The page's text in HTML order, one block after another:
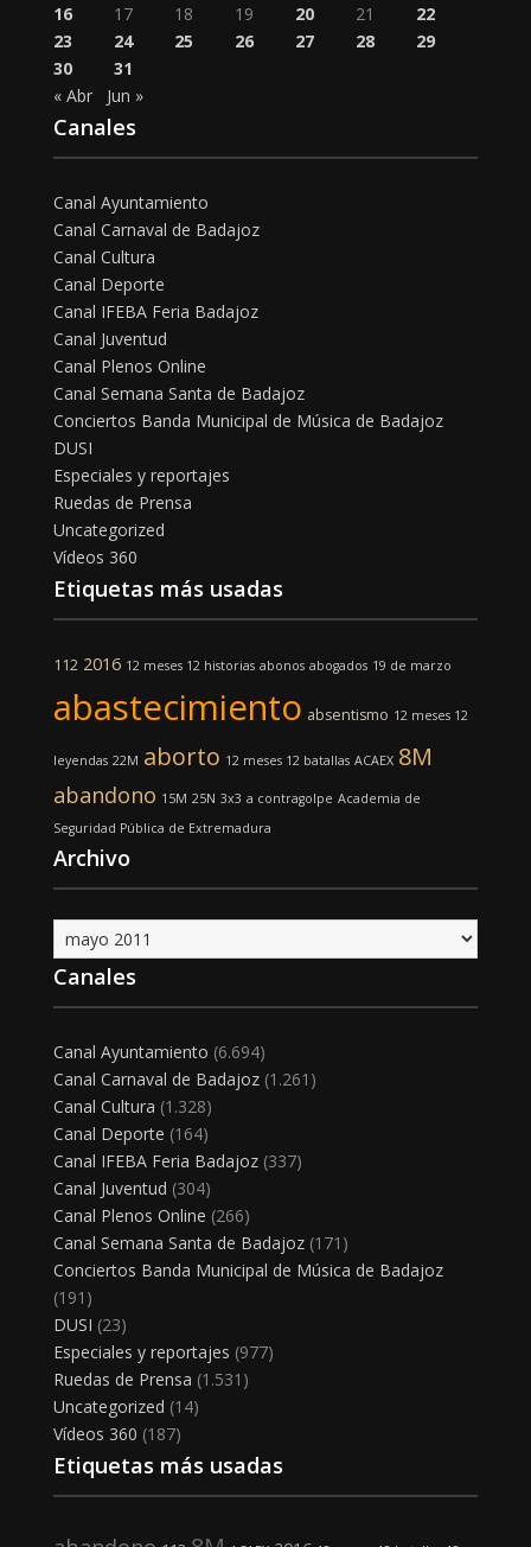
16
17 18 19 20 21
22
23
24 25 26 27 28
29
30
31
« Abr
Jun »
Canales
Canal Ayuntamiento
Canal Carnaval de Badajoz
Canal Cultura
Canal Deporte
Canal IFEBA Feria Badajoz
Canal Juventud
Canal Plenos Online
Canal Semana Santa de Badajoz
Conciertos Banda Municipal de Música de Badajoz
DUSI
Especiales y reportajes
Ruedas de Prensa
Uncategorized
Vídeos 360
Etiquetas más usadas
112 2016 12 meses 12 historias abonos abogados 19 de marzo
abastecimiento absentismo 12 meses 12
leyendas 22M aborto 12 meses 12 batallas ACAEX 8M
abandono 15M 25N 3x3 a contragolpe Academia de
Seguridad Pública de Extremadura
Archivo
Archivo
Canales
Canal Ayuntamiento (6.694)
Canal Carnaval de Badajoz(1.261)
Canal Cultura (1.328)
Canal Deporte (164)
Canal IFEBA Feria Badajoz(337)
Canal Juventud (304)
Canal Plenos Online (266)
Canal Semana Santa de Badajoz(171)
Conciertos Banda Municipal de Música de Badajoz
(191)
DUSI (23)
Especiales y reportajes (977)
Ruedas de Prensa (1.531)
Uncategorized (14)
Vídeos 360 (187)
Etiquetas más usadas